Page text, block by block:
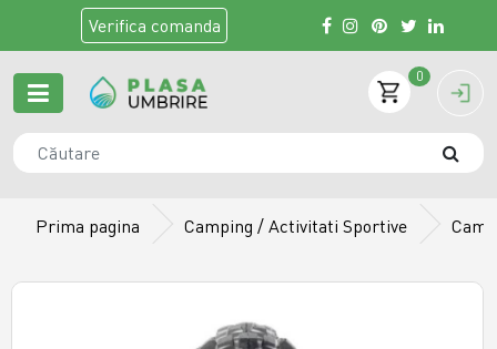
Verifica comanda
0
Prima pagina Camping / Activitati Sportive